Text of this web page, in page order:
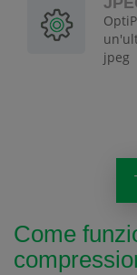
jpeg
Come